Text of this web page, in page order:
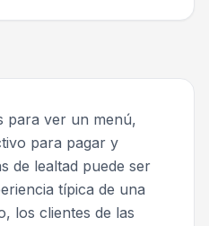
para ver un menú,
para pagar y
de lealtad puede ser
típica de una
los clientes de las